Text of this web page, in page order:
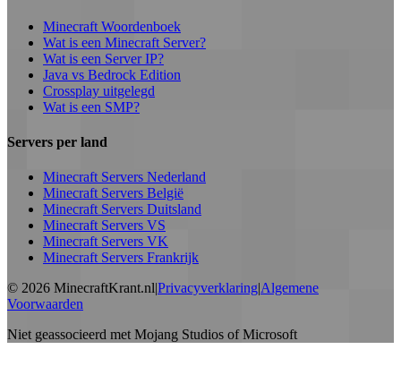
Minecraft Woordenboek
Wat is een Minecraft Server?
Wat is een Server IP?
Java vs Bedrock Edition
Crossplay uitgelegd
Wat is een SMP?
Servers per land
Minecraft Servers Nederland
Minecraft Servers België
Minecraft Servers Duitsland
Minecraft Servers VS
Minecraft Servers VK
Minecraft Servers Frankrijk
© 2026 MinecraftKrant.nl|Privacyverklaring|Algemene
Voorwaarden
Niet geassocieerd met Mojang Studios of Microsoft